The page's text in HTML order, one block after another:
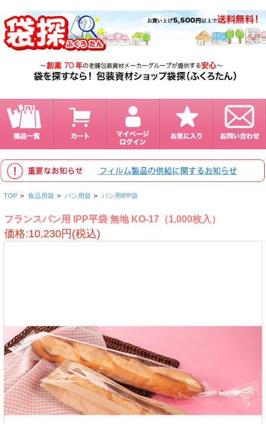
TOP > 食品用袋 > パン用袋 > パン用IPP袋
フランスパン用 IPP平袋 無地 KO-17（1,000枚入）
価格:10,230円(税込)